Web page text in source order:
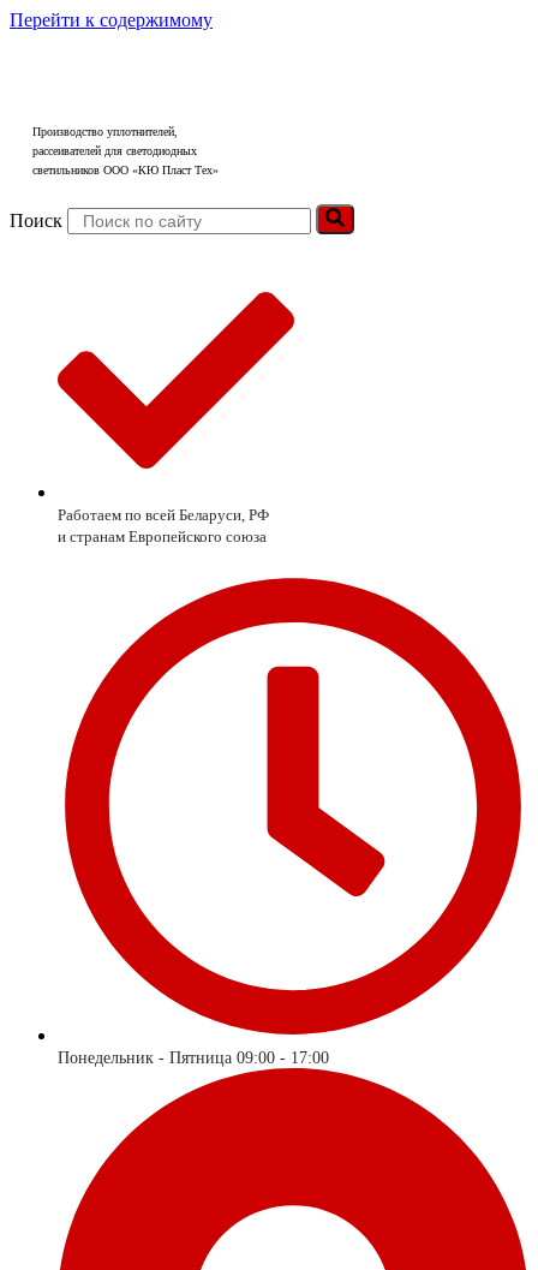
Перейти к содержимому
Производство уплотнителей,
рассеивателей для светодиодных
светильников ООО «КЮ Пласт Тех»
Поиск
Работаем по всей Беларуси, РФ
и странам Европейского союза
Понедельник - Пятница 09:00 - 17:00